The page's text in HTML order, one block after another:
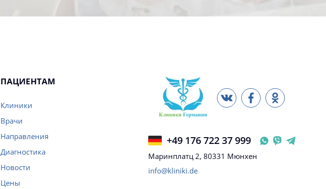
ПАЦИЕНТАМ
Клиники
Врачи
Направления
Диагностика
Новости
Цены
+49 176 722 37 999
Маринплатц 2, 80331 Мюнхен
info@kliniki.de